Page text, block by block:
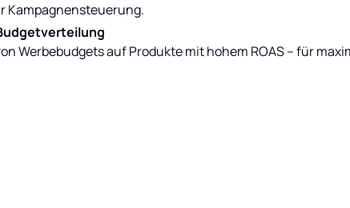
Kampagnensteuerung.
Werbebudgets auf Produkte mit hohem ROAS – für